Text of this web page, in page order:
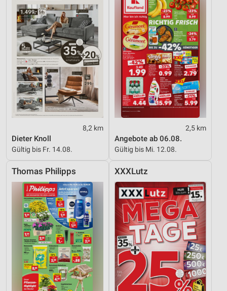
8,2 km
Dieter Knoll
Gültig bis Fr. 14.08.
2,5 km
Angebote ab 06.08.
Gültig bis Mi. 12.08.
Thomas Philipps XXXLutz